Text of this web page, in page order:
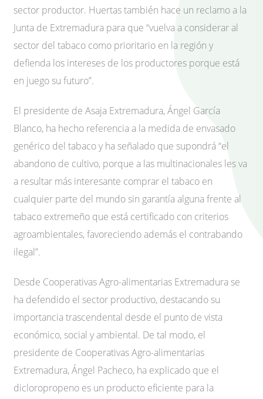
sector productor. Huertas también hace un reclamo a la
Junta de Extremadura para que “vuelva a considerar al
sector del tabaco como prioritario en la región y
defienda los intereses de los productores porque está
en juego su futuro”.
El presidente de Asaja Extremadura, Ángel García
Blanco, ha hecho referencia a la medida de envasado
genérico del tabaco y ha señalado que supondrá “el
abandono de cultivo, porque a las multinacionales les va
a resultar más interesante comprar el tabaco en
cualquier parte del mundo sin garantía alguna frente al
tabaco extremeño que está certificado con criterios
agroambientales, favoreciendo además el contrabando
ilegal”.
Desde Cooperativas Agro-alimentarias Extremadura se
ha defendido el sector productivo, destacando su
importancia trascendental desde el punto de vista
económico, social y ambiental. De tal modo, el
presidente de Cooperativas Agro-alimentarias
Extremadura, Ángel Pacheco, ha explicado que el
dicloropropeno es un producto eficiente para la